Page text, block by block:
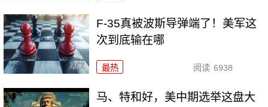
F-35真被波斯导弹端了！美军这
次到底输在哪
最热 阅读 6938
马、特和好，美中期选举这盘大